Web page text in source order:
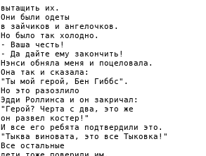
вытащить их.
Они были одеты
в зайчиков и ангелочков.
Но было так холодно.
- Ваша честь!
- Да дайте ему закончить!
Нэнси обняла меня и поцеловала.
Она так и сказала:
"Ты мой герой, Бен Гиббс".
Но это разозлило
Эдди Роллинса и он закричал:
"Герой? Черта с два, это же
он развел костер!"
И все его ребята подтвердили это.
"Тыква виновата, это все Тыковка!"
Все остальные